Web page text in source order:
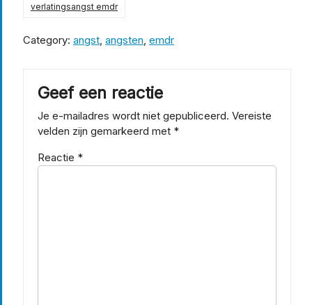
verlatingsangst emdr
Category: angst angsten emdr
Geef een reactie
Je e-mailadres wordt niet gepubliceerd. Vereiste
velden zijn gemarkeerd met *
Reactie *